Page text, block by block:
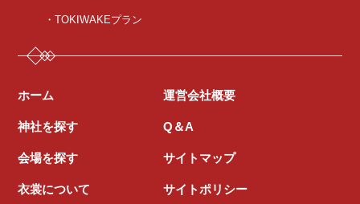
・TOKIWAKEプラン
ホーム
神社を探す
会場を探す
衣裳について
運営会社概要
Q＆A
サイトマップ
サイトポリシー